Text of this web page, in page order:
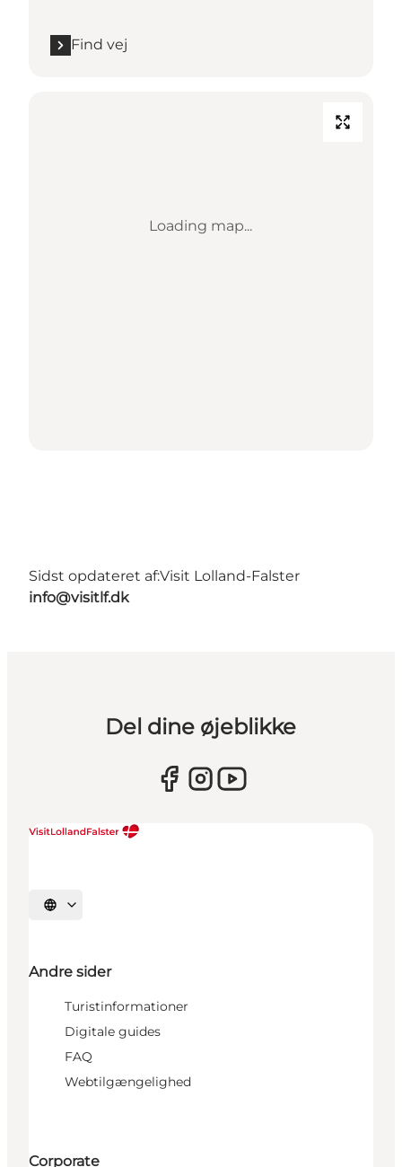
Find vej
Loading map...
Sidst opdateret af:Visit Lolland-Falster
info@visitlf.dk
Del dine øjeblikke
Vælg sprog
Andre sider
Turistinformationer
Digitale guides
FAQ
Webtilgængelighed
Corporate